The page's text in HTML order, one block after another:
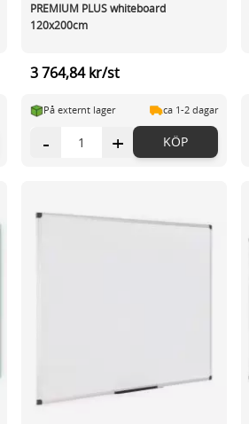
PREMIUM PLUS whiteboard
120x200cm
3 764,84 kr/st
På externt lager ca 1-2 dagar
- + KÖP